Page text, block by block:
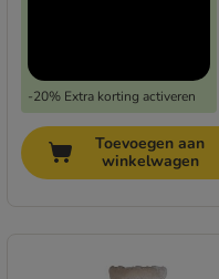
-20% Extra korting activeren
Toevoegen aan
winkelwagen